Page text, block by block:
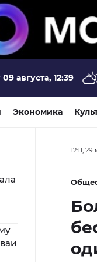
09 августа, 12:39
Экономика
12:11,